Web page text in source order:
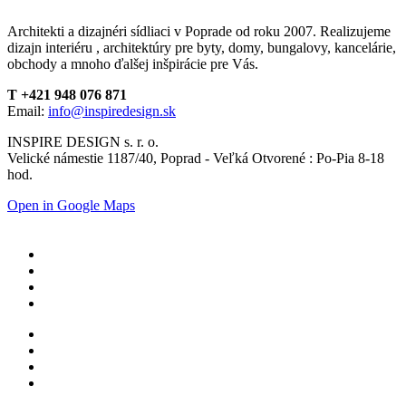
Architekti a dizajnéri sídliaci v Poprade od roku 2007. Realizujeme
dizajn interiéru , architektúry pre byty, domy, bungalovy, kancelárie,
obchody a mnoho ďalšej inšpirácie pre Vás.
T +421 948 076 871
Email: info@inspiredesign.sk
INSPIRE DESIGN s. r. o.
Velické námestie 1187/40, Poprad - Veľká Otvorené : Po-Pia 8-18
hod.
Open in Google Maps